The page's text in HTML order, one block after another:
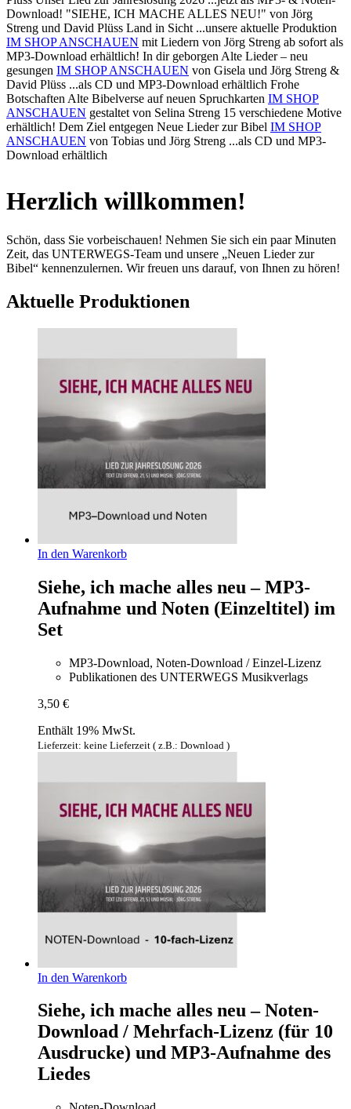
Download! "SIEHE, ICH MACHE ALLES NEU!" von Jörg
Streng und David Plüss Land in Sicht ...unsere aktuelle Produktion
IM SHOP ANSCHAUEN mit Liedern von Jörg Streng ab sofort als
MP3-Download erhältlich! In dir geborgen Alte Lieder – neu
gesungen IM SHOP ANSCHAUEN von Gisela und Jörg Streng &
David Plüss ...als CD und MP3-Download erhältlich Frohe
Botschaften Alte Bibelverse auf neuen Spruchkarten IM SHOP
ANSCHAUEN gestaltet von Selina Streng 15 verschiedene Motive
erhältlich! Dem Ziel entgegen Neue Lieder zur Bibel IM SHOP
ANSCHAUEN von Tobias und Jörg Streng ...als CD und MP3-
Download erhältlich
Herzlich willkommen!
Schön, dass Sie vorbeischauen! Nehmen Sie sich ein paar Minuten
Zeit, das UNTERWEGS-Team und unsere „Neuen Lieder zur
Bibel“ kennenzulernen. Wir freuen uns darauf, von Ihnen zu hören!
Aktuelle Produktionen
In den Warenkorb
Siehe, ich mache alles neu – MP3-
Aufnahme und Noten (Einzeltitel) im
Set
MP3-Download, Noten-Download / Einzel-Lizenz
Publikationen des UNTERWEGS Musikverlags
3,50 €
Enthält 19% MwSt.
Lieferzeit: keine Lieferzeit ( z.B.: Download )
In den Warenkorb
Siehe, ich mache alles neu – Noten-
Download / Mehrfach-Lizenz (für 10
Ausdrucke) und MP3-Aufnahme des
Liedes